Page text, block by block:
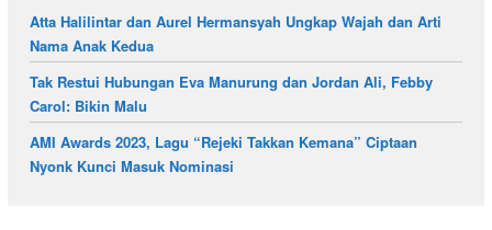
Atta Halilintar dan Aurel Hermansyah Ungkap Wajah dan Arti
Nama Anak Kedua
Tak Restui Hubungan Eva Manurung dan Jordan Ali, Febby
Carol: Bikin Malu
AMI Awards 2023, Lagu “Rejeki Takkan Kemana” Ciptaan
Nyonk Kunci Masuk Nominasi